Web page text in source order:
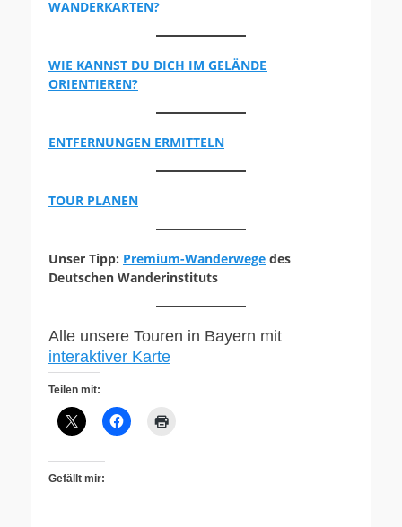
WANDERKARTEN?
WIE KANNST DU DICH IM GELÄNDE
ORIENTIEREN?
ENTFERNUNGEN ERMITTELN
TOUR PLANEN
Unser Tipp: Premium-Wanderwege des
Deutschen Wanderinstituts
Alle unsere Touren in Bayern mit
interaktiver Karte
Teilen mit:
Gefällt mir: